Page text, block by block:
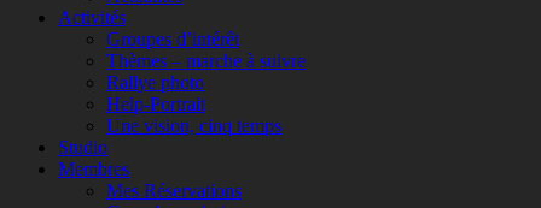
Activités
Groupes d’intérêt
Thèmes – marche à suivre
Rallye photo
Help-Portrait
Une vision, cinq temps
Studio
Membres
Mes Réservations